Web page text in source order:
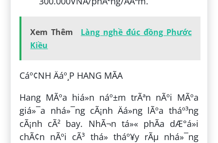
Xem Thêm
Làng nghề đúc đồng Phước
Kiều
Cáº¢NH Äáº¸P HANG MÃA
Hang MÃºa hiá»n náº±m trÃªn nÃºi MÃºa
giá»¯a nhá»¯ng cÃ¡nh Äá»ng lÃºa tháº³ng
cÃ¡nh cÃ² bay. NhÃ¬n tá»« phÃ­a dÆ°á»i
chÃ¢n nÃºi cÃ³ thá» tháº¥y rÃµ nhá»¯ng